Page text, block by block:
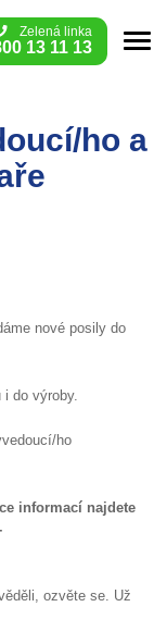
Zelená linka
13 11 13
ho a
nové posily do
do výroby.
ho
informací najdete
ozvěte se. Už